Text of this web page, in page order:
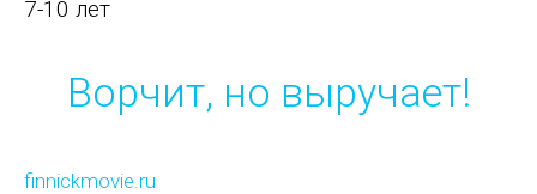
7-10 лет
Ворчит, но выручает!
finnickmovie.ru